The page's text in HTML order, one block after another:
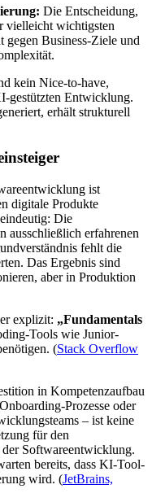
Die Entscheidung,
vielleicht wichtigsten
Business-Ziele und
kein Nice-to-have,
gestützten Entwicklung.
erhält strukturell
ist
digitale Produkte
Die
ausschließlich erfahrenen
fehlt die
Das Ergebnis sind
aber in Produktion
explizit: „Fundamentals
Tools wie Junior-
(Stack Overflow
in Kompetenzaufbau
Prozesse oder
– ist keine
für den
Softwareentwicklung.
bereits, dass KI-Tool-
wird. (JetBrains,